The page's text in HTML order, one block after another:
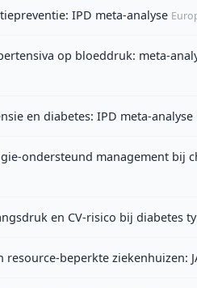
IPD meta-analyse
op bloeddruk: meta-
en diabetes: IPD meta-analyse
ondersteund management bij
en CV-risico bij diabetes
resource-beperkte ziekenhuizen: